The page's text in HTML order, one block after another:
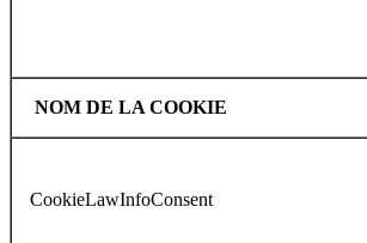
NOM DE LA COOKIE
CookieLawInfoConsent